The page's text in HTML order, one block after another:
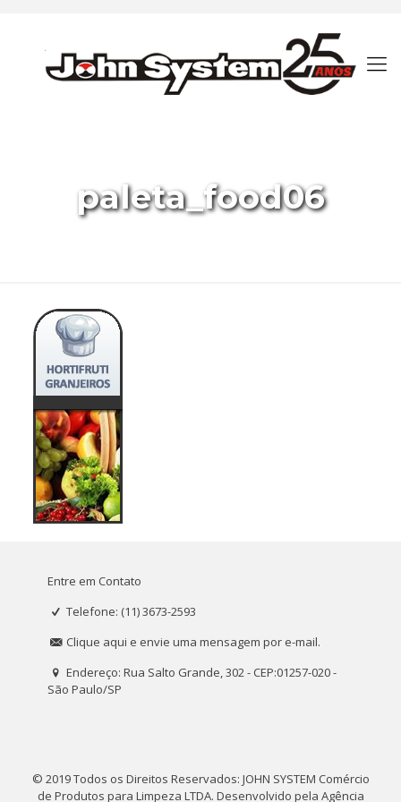
paleta_food06
Entre em Contato
Telefone: (11) 3673-2593
Clique aqui e envie uma mensagem por e-mail.
Endereço: Rua Salto Grande, 302 - CEP:01257-020 -
São Paulo/SP
© 2019 Todos os Direitos Reservados: JOHN SYSTEM Comércio
de Produtos para Limpeza LTDA. Desenvolvido pela Agência